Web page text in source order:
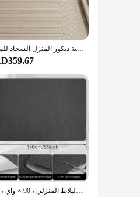
ensuring that
to various
rug is a smart
بولي كلوريد الفينيل شرفة الكلمة حصيرة مقاوم للماء سجادة جلدية عدم الانزلاق البساط اليابانية ديكور المنزل السجاد للمطبخ Alfombrilla Para Balcón
سجادة مكتب من البوليستر مانعة للانزلاق ، واقي أرضيات من الخشب الصلب ، سجادة تحت المكتب لأرضيات البلاط المنزلي ، 90 × واي ، 1 ، 2